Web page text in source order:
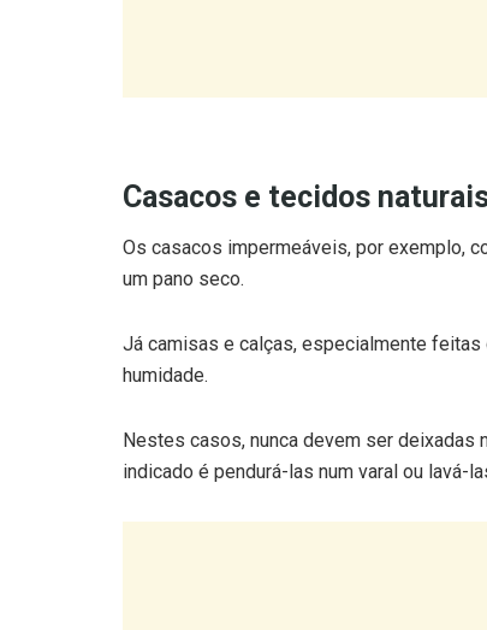
Os casacos impermeáveis, por exemplo,
Já camisas e calças, especialmente